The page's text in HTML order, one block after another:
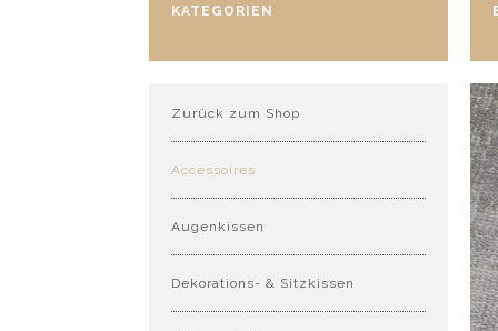
KATEGORIEN
Zurück zum Shop
Accessoires
Augenkissen
Dekorations- & Sitzkissen